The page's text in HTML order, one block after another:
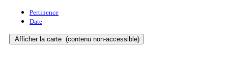
Pertinence
Date
Afficher la carte (contenu non-accessible)